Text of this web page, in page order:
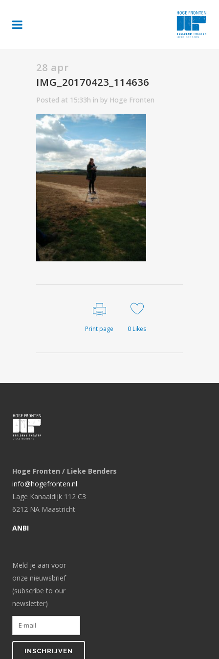
28 apr
IMG_20170423_114636
Posted at 15:33h in by Hoge Fronten
Print page 0Likes
Hoge Fronten / Lieke Benders
info@hogefronten.nl
Lage Kanaaldijk 112 C3
6212 NA Maastricht
ANBI
Meld je aan voor
onze nieuwsbrief
(subscribe to our
newsletter)